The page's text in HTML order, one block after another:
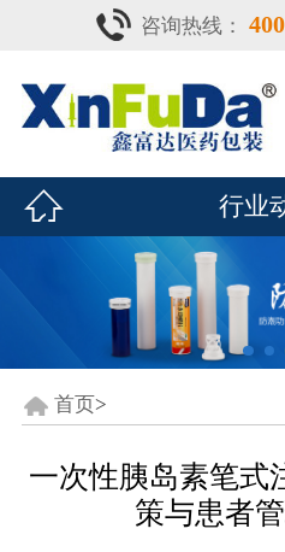
咨询热线：
 行业
首页>
一次性胰岛素笔式
策与患者